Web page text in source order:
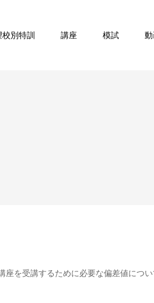
校別特訓 講座 模試
を受講するために必要な偏差値につい